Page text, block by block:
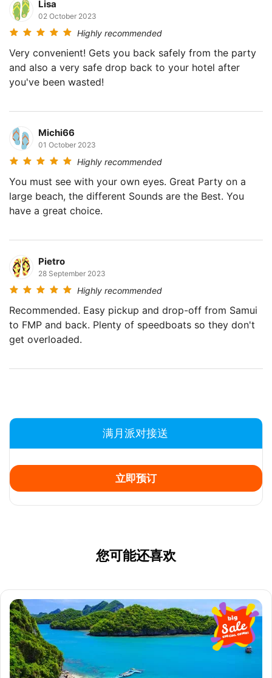
Lisa
02 October 2023
Highly recommended
Very convenient! Gets you back safely from the party
and also a very safe drop back to your hotel after
you've been wasted!
Michi66
01 October 2023
Highly recommended
You must see with your own eyes. Great Party on a
large beach, the different Sounds are the Best. You
have a great choice.
Pietro
28 September 2023
Highly recommended
Recommended. Easy pickup and drop-off from Samui
to FMP and back. Plenty of speedboats so they don't
get overloaded.
满月派对接送
立即预订
您可能还喜欢